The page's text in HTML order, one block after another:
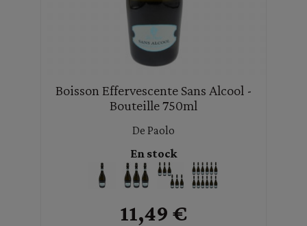
Boisson Effervescente Sans Alcool -
Bouteille 750ml
De Paolo
En stock
11,49 €